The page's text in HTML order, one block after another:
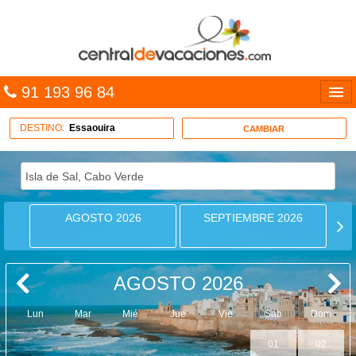
91 193 96 84
MULTIDESTINO
VACACIONES
CARIBE
OFERTAS
DESTINO: Essaouira CAMBIAR
AGOSTO 2026 SEPTIEMBRE 2026
AGOSTO 2026
Lun Mar Mié Jue Vie Sab Dom
01 02